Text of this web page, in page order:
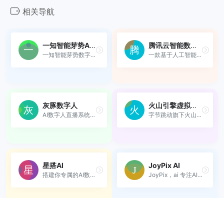
相关导航
一知智能芽势AI数字人
一知智能芽势数字人能够实现...
腾讯云智能数智人
一款基于人工智能技术的创新...
灰豚数字人
AI数字人直播系统，123数字人...
火山引擎虚拟数字人
字节跳动旗下火山引擎推出的...
星搭AI
搭建你专属的AI数字员工，专...
JoyPix AI
JoyPix，ai 专注AI数字人，自...